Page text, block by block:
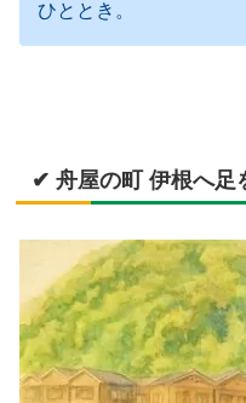
ひととき。
✔ 舟屋の町 伊根へ足